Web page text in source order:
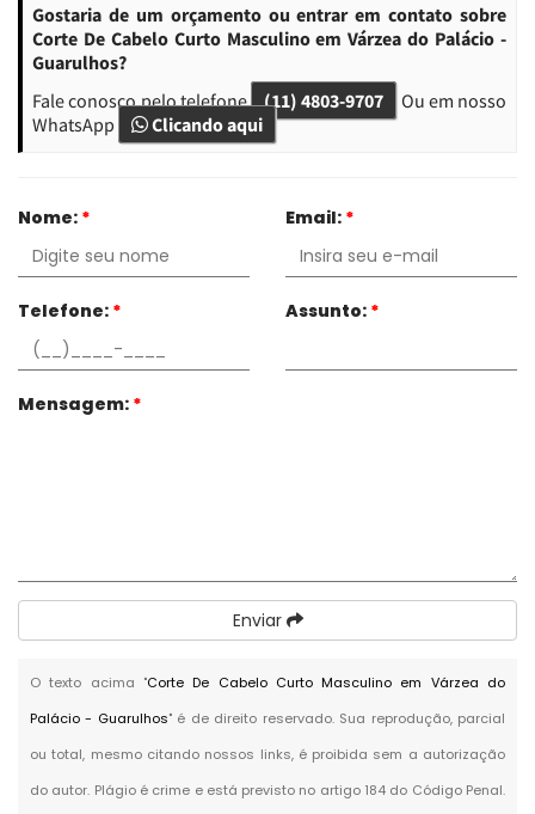
Gostaria de um orçamento ou entrar em contato sobre
Corte De Cabelo Curto Masculino em Várzea do Palácio -
Guarulhos?
Fale conosco pelo telefone (11) 4803-9707
Ou em nosso
WhatsApp
Clicando aqui
Nome: * Email: *
Telefone: * Assunto: *
Mensagem: *
Enviar
O texto acima "Corte De Cabelo Curto Masculino em Várzea do
Palácio - Guarulhos" é de direito reservado. Sua reprodução, parcial
ou total, mesmo citando nossos links, é proibida sem a autorização
do autor. Plágio é crime e está previsto no artigo 184 do Código Penal.